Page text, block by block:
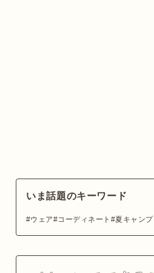
いま話題のキーワード
ウェア コーディネート 夏キャンプ